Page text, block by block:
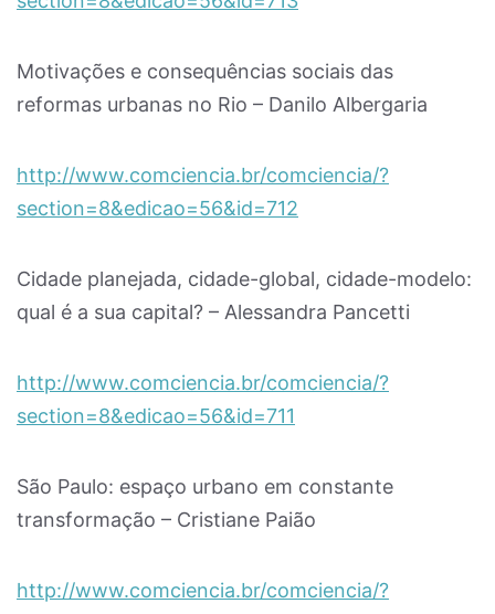
Motivações e consequências sociais das
reformas urbanas no Rio – Danilo Albergaria
http://www.comciencia.br/comciencia/?
section=8&edicao=56&id=712
Cidade planejada, cidade-global, cidade-modelo:
qual é a sua capital? – Alessandra Pancetti
http://www.comciencia.br/comciencia/?
section=8&edicao=56&id=711
São Paulo: espaço urbano em constante
transformação – Cristiane Paião
http://www.comciencia.br/comciencia/?